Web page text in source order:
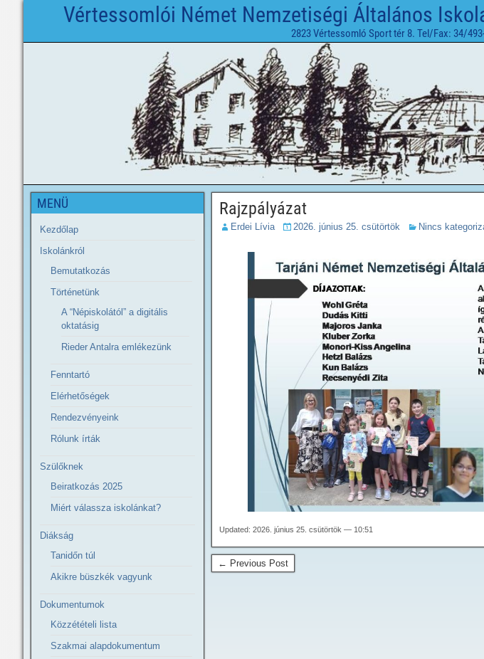
Vértessomlói Német Nemzetiségi Általános
2823 Vértessomló Sport tér 8. Tel/Fax: 34/
Rajzpályázat
Erdei Lívia 2026. június 25. csütörtök Nincs
Updated: 2026. június 25. csütörtök — 10:51
← Previous Post
MENÜ
Kezdőlap
Iskolánkról
Bemutatkozás
Történetünk
A “Népiskolától” a digitális
oktatásig
Rieder Antalra emlékezünk
Fenntartó
Elérhetőségek
Rendezvényeink
Rólunk írták
Szülőknek
Beiratkozás 2025
Miért válassza iskolánkat?
Diákság
Tanidőn túl
Akikre büszkék vagyunk
Dokumentumok
Közzétételi lista
Szakmai alapdokumentum